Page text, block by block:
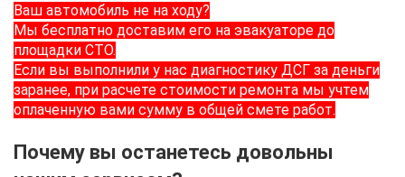
Ваш автомобиль не на ходу?
Мы бесплатно доставим его на эвакуаторе до
площадки СТО.
Если вы выполнили у нас диагностику ДСГ за деньги
заранее, при расчете стоимости ремонта мы учтем
оплаченную вами сумму в общей смете работ.
Почему вы останетесь довольны